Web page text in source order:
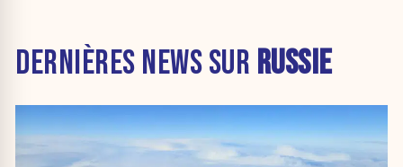
DERNIÈRES NEWS SUR RUSSIE